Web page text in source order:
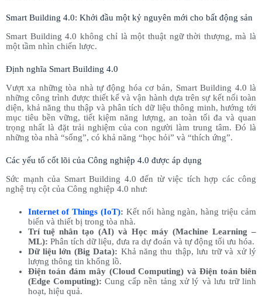
Smart Building 4.0: Khởi đầu một kỷ nguyên mới cho bất động sản
Smart Building 4.0 không chỉ là một thuật ngữ thời thượng, mà là
một tầm nhìn chiến lược.
Định nghĩa Smart Building 4.0
Vượt xa những tòa nhà tự động hóa cơ bản, Smart Building 4.0 là
những công trình được thiết kế và vận hành dựa trên sự kết nối toàn
diện, khả năng thu thập và phân tích dữ liệu thông minh, hướng tới
mục tiêu bền vững, tiết kiệm năng lượng, an toàn tối đa và quan
trọng nhất là đặt trải nghiệm của con người làm trung tâm. Đó là
những tòa nhà “sống”, có khả năng “học hỏi” và “thích ứng”.
Các yếu tố cốt lõi của Công nghiệp 4.0 được áp dụng
Sức mạnh của Smart Building 4.0 đến từ việc tích hợp các công
nghệ trụ cột của Công nghiệp 4.0 như:
Internet of Things (IoT): Kết nối hàng ngàn, hàng triệu cảm
biến và thiết bị trong tòa nhà.
Trí tuệ nhân tạo (AI) và Học máy (Machine Learning –
ML): Phân tích dữ liệu, đưa ra dự đoán và tự động tối ưu hóa.
Dữ liệu lớn (Big Data): Khả năng thu thập, lưu trữ và xử lý
lượng thông tin khổng lồ.
Điện toán đám mây (Cloud Computing) và Điện toán biên
(Edge Computing): Cung cấp nền tảng xử lý và lưu trữ linh
hoạt, hiệu quả.